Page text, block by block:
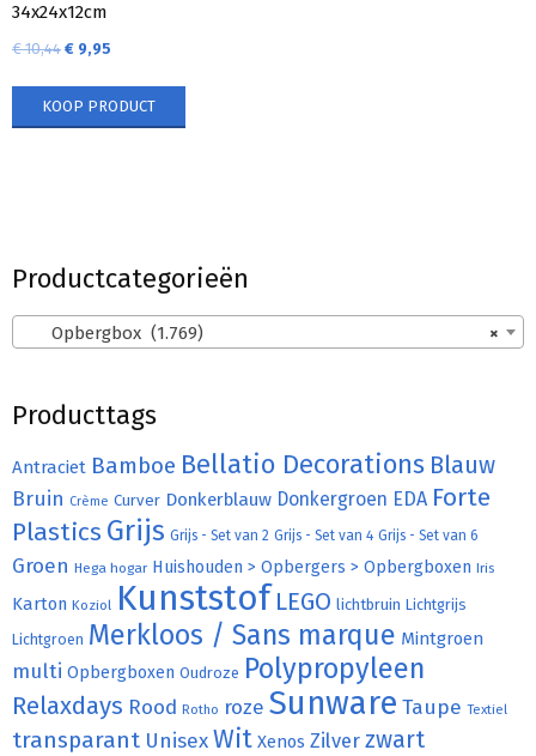
34x24x12cm
€10,44 € 9,95
KOOP PRODUCT
Productcategorieën
×
Opbergbox (1.769)
Producttags
Antraciet Bamboe Bellatio Decorations Blauw
Bruin Crème Curver Donkerblauw Donkergroen EDA Forte
Plastics Grijs Grijs - Set van 2 Grijs - Set van 4 Grijs - Set van 6
Groen Hega hogar Huishouden > Opbergers > Opbergboxen Iris
Karton Koziol Kunststof LEGO lichtbruin Lichtgrijs
Lichtgroen Merkloos / Sans marque Mintgroen
multi Opbergboxen Oudroze Polypropyleen
Relaxdays Rood Rotho roze Sunware Taupe Textiel
transparant UnisexWit Xenos Zilver zwart